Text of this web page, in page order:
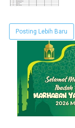
Posting Lebih Baru